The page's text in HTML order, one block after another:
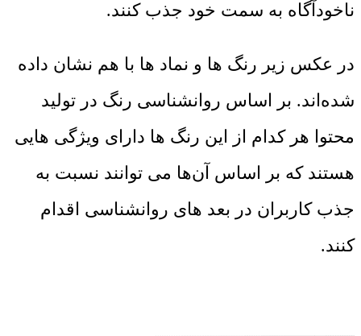
ناخودآگاه به سمت خود جذب کنند.
در عکس زیر رنگ ها و نماد ها با هم نشان داده
شده‌اند. بر اساس روانشناسی رنگ در تولید
محتوا هر کدام از این رنگ ها دارای ویژگی هایی
هستند که بر اساس آن‌ها می توانند نسبت به
جذب کاربران در بعد های روانشناسی اقدام
کنند.